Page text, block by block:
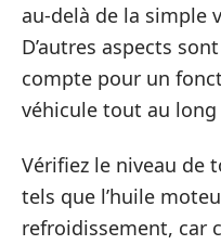
au-delà de la simple
D’autres aspects
compte pour un
véhicule tout au
Vérifiez le niveau de
tels que l’huile
refroidissement, car